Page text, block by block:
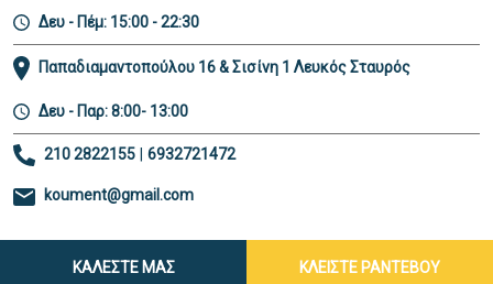
Δευ - Πέμ: 15:00 - 22:30
Παπαδιαμαντοπούλου 16 & Σισίνη 1 Λευκός Σταυρός
Δευ - Παρ: 8:00- 13:00
210 2822155 6932721472
koument@gmail.com
ΚΑΛΕΣΤΕ ΜΑΣ ΚΛΕΙΣΤΕ ΡΑΝΤΕΒΟΥ